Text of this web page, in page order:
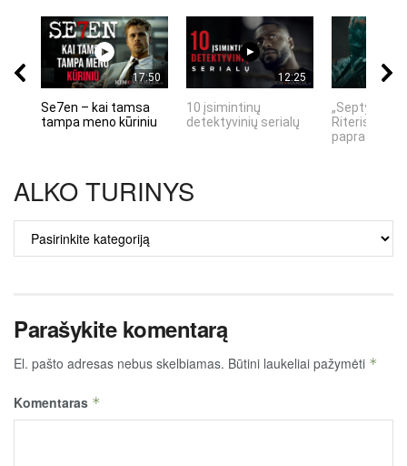
17:50
Se7en – kai tamsa
tampa meno kūriniu
12:25
10 įsimintinų
detektyvinių serialų
„Septynių
Riteris" – kai
ALKO TURINYS
TURINYS
Parašykite komentarą
El. pašto adresas nebus skelbiamas. Būtini laukeliai pažymėti *
Komentaras *